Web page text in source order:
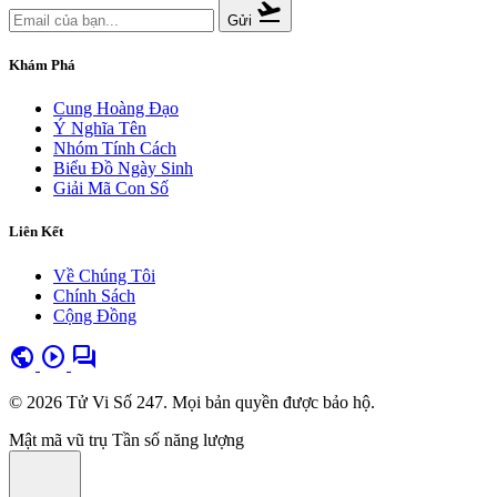
Gửi flight_takeoff
Khám Phá
Cung Hoàng Đạo
Ý Nghĩa Tên
Nhóm Tính Cách
Biểu Đồ Ngày Sinh
Giải Mã Con Số
Liên Kết
Về Chúng Tôi
Chính Sách
Cộng Đồng
public play_circle forum
© 2026 Tử Vi Số 247. Mọi bản quyền được bảo hộ.
Mật mã vũ trụ Tần số năng lượng